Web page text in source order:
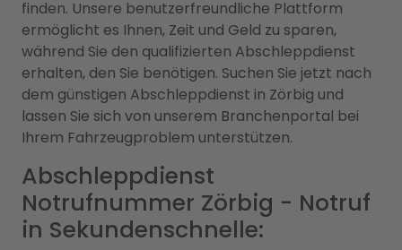
finden. Unsere benutzerfreundliche Plattform
ermöglicht es Ihnen, Zeit und Geld zu sparen,
während Sie den qualifizierten Abschleppdienst
erhalten, den Sie benötigen. Suchen Sie jetzt nach
dem günstigen Abschleppdienst in Zörbig und
lassen Sie sich von unserem Branchenportal bei
Ihrem Fahrzeugproblem unterstützen.
Abschleppdienst
Notrufnummer Zörbig - Notruf
in Sekundenschnelle: